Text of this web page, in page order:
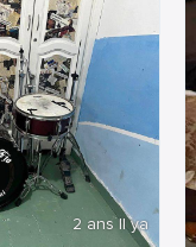
2 ans Il ya